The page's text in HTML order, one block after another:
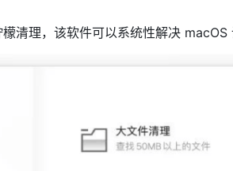
清理，该软件可以系统性解决 macOS